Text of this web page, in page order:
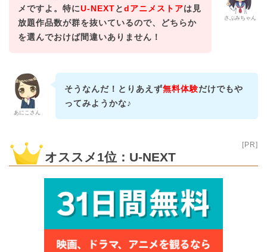
さぶみちゃん
メですよ。特にU-NEXTとdアニメストアは見
放題作品数が群を抜いているので、どちらか
を選んでおけば間違いありません！
あにこさん
そうなんだ！とりあえず無料体験だけでもや
ってみようかな♪
[PR]
オススメ1位：U-NEXT